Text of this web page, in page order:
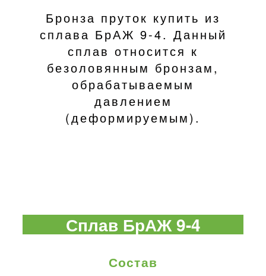
Бронза пруток купить из
сплава БрАЖ 9-4. Данный
сплав относится к
безоловянным бронзам,
обрабатываемым
давлением
(деформируемым).
Сплав БрАЖ 9-4
Состав